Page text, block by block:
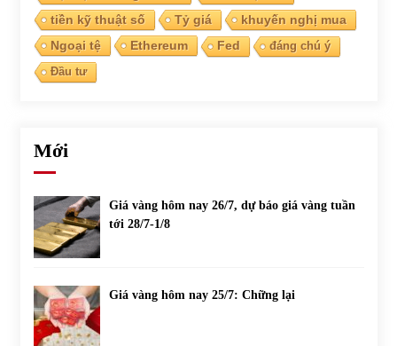
tiền kỹ thuật số
Tỷ giá
khuyến nghị mua
Ngoại tệ
Ethereum Fed
đáng chú ý
Đầu tư
Mới
Giá vàng hôm nay 26/7, dự báo giá vàng tuần
tới 28/7-1/8
Giá vàng hôm nay 25/7: Chững lại